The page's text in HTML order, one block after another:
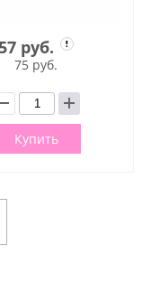
57 руб.
75 руб.
Купить